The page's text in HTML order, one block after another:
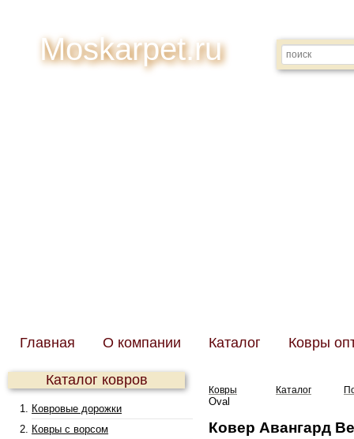
Moskarpet.ru
Главная О компании Каталог Ковры
Каталог ковров
Ковровые дорожки
Ковры с ворсом
Ковры Каталог
Oval
Ковер Авангард